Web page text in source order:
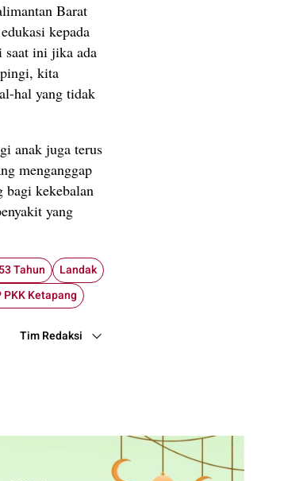
Barat
kepada
saat ini jika ada
kita
hal yang tidak
anak juga terus
menganggap
bagi kekebalan
yang
Tahun
Landak
PKK Ketapang
Tim Redaksi